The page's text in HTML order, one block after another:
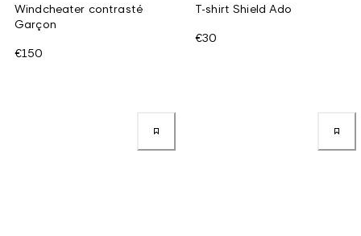
Windcheater contrasté
Garçon
€150
T-shirt Shield Ado
€30